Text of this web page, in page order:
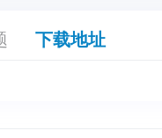
下载地址